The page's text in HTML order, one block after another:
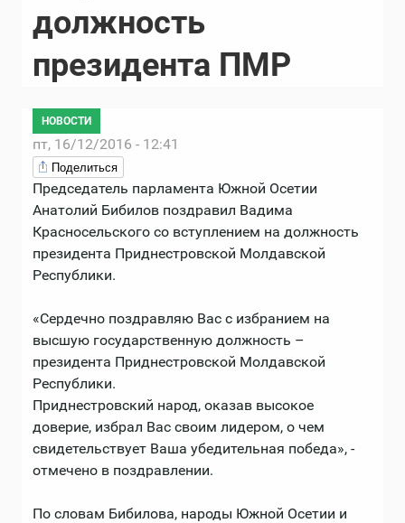
должность
президента ПМР
НОВОСТИ
пт, 16/12/2016 - 12:41
Поделиться
Председатель парламента Южной Осетии
Анатолий Бибилов поздравил Вадима
Красносельского со вступлением на должность
президента Приднестровской Молдавской
Республики.
«Сердечно поздравляю Вас с избранием на
высшую государственную должность –
президента Приднестровской Молдавской
Республики.
Приднестровский народ, оказав высокое
доверие, избрал Вас своим лидером, о чем
свидетельствует Ваша убедительная победа», -
отмечено в поздравлении.
По словам Бибилова, народы Южной Осетии и